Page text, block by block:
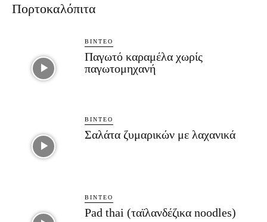
Πορτοκαλόπιτα
ΒΊΝΤΕΟ
Παγωτό καραμέλα χωρίς
παγωτομηχανή
ΒΊΝΤΕΟ
Σαλάτα ζυμαρικών με λαχανικά
ΒΊΝΤΕΟ
Pad thai (ταϊλανδέζικα noodles)